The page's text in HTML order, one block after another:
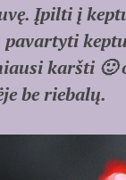
Įpilti į
karšti
be riebalų.